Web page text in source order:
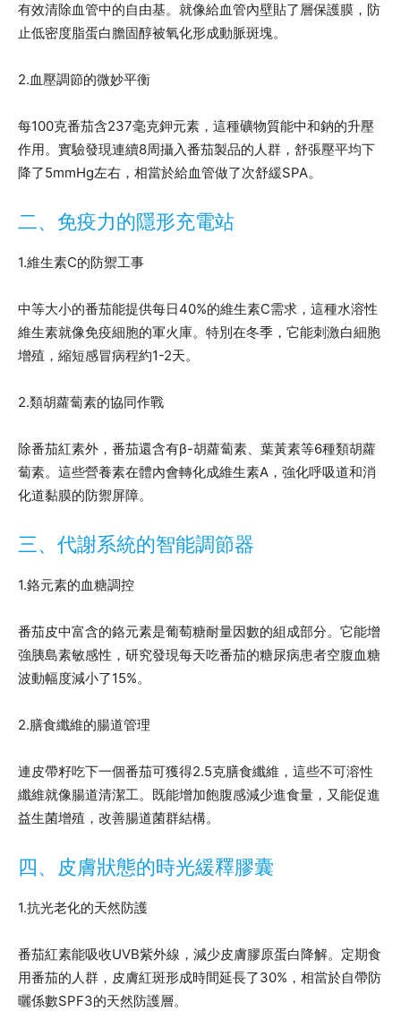
有效清除血管中的自由基。就像給血管內壁貼了層保護膜，防
止低密度脂蛋白膽固醇被氧化形成動脈斑塊。
2.血壓調節的微妙平衡
每100克番茄含237毫克鉀元素，這種礦物質能中和鈉的升壓
作用。實驗發現連續8周攝入番茄製品的人群，舒張壓平均下
降了5mmHg左右，相當於給血管做了次舒緩SPA。
二、免疫力的隱形充電站
1.維生素C的防禦工事
中等大小的番茄能提供每日40%的維生素C需求，這種水溶性
維生素就像免疫細胞的軍火庫。特別在冬季，它能刺激白細胞
增殖，縮短感冒病程約1-2天。
2.類胡蘿蔔素的協同作戰
除番茄紅素外，番茄還含有β-胡蘿蔔素、葉黃素等6種類胡蘿
蔔素。這些營養素在體內會轉化成維生素A，強化呼吸道和消
化道黏膜的防禦屏障。
三、代謝系統的智能調節器
1.鉻元素的血糖調控
番茄皮中富含的鉻元素是葡萄糖耐量因數的組成部分。它能增
強胰島素敏感性，研究發現每天吃番茄的糖尿病患者空腹血糖
波動幅度減小了15%。
2.膳食纖維的腸道管理
連皮帶籽吃下一個番茄可獲得2.5克膳食纖維，這些不可溶性
纖維就像腸道清潔工。既能增加飽腹感減少進食量，又能促進
益生菌增殖，改善腸道菌群結構。
四、皮膚狀態的時光緩釋膠囊
1.抗光老化的天然防護
番茄紅素能吸收UVB紫外線，減少皮膚膠原蛋白降解。定期食
用番茄的人群，皮膚紅斑形成時間延長了30%，相當於自帶防
曬係數SPF3的天然防護層。